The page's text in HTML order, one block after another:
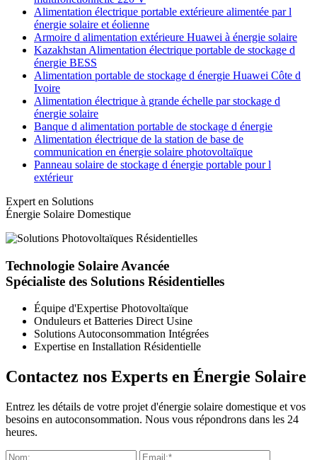
Alimentation électrique portable extérieure alimentée par l
énergie solaire et éolienne
Armoire d alimentation extérieure Huawei à énergie solaire
Kazakhstan Alimentation électrique portable de stockage d
énergie BESS
Alimentation portable de stockage d énergie Huawei Côte d
Ivoire
Alimentation électrique à grande échelle par stockage d
énergie solaire
Banque d alimentation portable de stockage d énergie
Alimentation électrique de la station de base de
communication en énergie solaire photovoltaïque
Panneau solaire de stockage d énergie portable pour l
extérieur
Expert en Solutions
Énergie Solaire Domestique
Technologie Solaire Avancée
Spécialiste des Solutions Résidentielles
Équipe d'Expertise Photovoltaïque
Onduleurs et Batteries Direct Usine
Solutions Autoconsommation Intégrées
Expertise en Installation Résidentielle
Contactez nos Experts en Énergie Solaire
Entrez les détails de votre projet d'énergie solaire domestique et vos
besoins en autoconsommation. Nous vous répondrons dans les 24
heures.